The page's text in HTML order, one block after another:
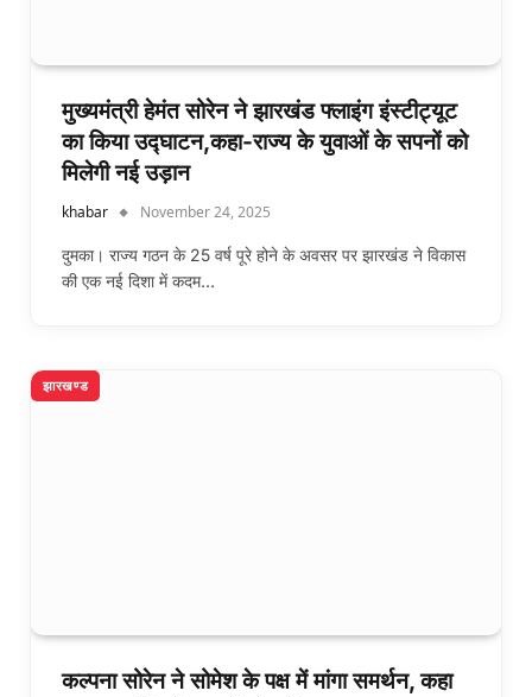
मुख्यमंत्री हेमंत सोरेन ने झारखंड फ्लाइंग इंस्टीट्यूट
का किया उद्घाटन,कहा-राज्य के युवाओं के सपनों को
मिलेगी नई उड़ान
khabar November 24, 2025
दुमका। राज्य गठन के 25 वर्ष पूरे होने के अवसर पर झारखंड ने विकास
की एक नई दिशा में कदम…
झारखण्ड
कल्‍पना सोरेन ने सोमेश के पक्ष में मांगा समर्थन, कहा